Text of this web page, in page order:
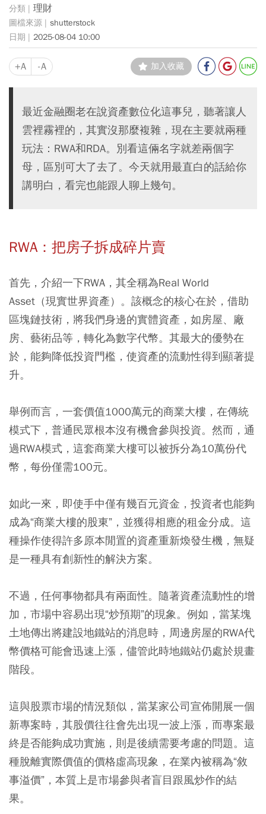
理財
shutterstock
2025-08-04 10:00
+A -A 加入收藏
最近金融圈老在說資產數位化這事兒，聽著讓人
雲裡霧裡的，其實沒那麼複雜，現在主要就兩種
玩法：RWA和RDA。別看這倆名字就差兩個字
母，區別可大了去了。今天就用最直白的話給你
講明白，看完也能跟人聊上幾句。
RWA：把房子拆成碎片賣
首先，介紹一下RWA，其全稱為Real World
Asset（現實世界資產）。該概念的核心在於，借助
區塊鏈技術，將我們身邊的實體資產，如房屋、廠
房、藝術品等，轉化為數字代幣。其最大的優勢在
於，能夠降低投資門檻，使資產的流動性得到顯著提
升。
舉例而言，一套價值1000萬元的商業大樓，在傳統
模式下，普通民眾根本沒有機會參與投資。然而，通
過RWA模式，這套商業大樓可以被拆分為10萬份代
幣，每份僅需100元。
如此一來，即使手中僅有幾百元資金，投資者也能夠
成為“商業大樓的股東”，並獲得相應的租金分成。這
種操作使得許多原本閒置的資產重新煥發生機，無疑
是一種具有創新性的解決方案。
不過，任何事物都具有兩面性。隨著資產流動性的增
加，市場中容易出現“炒預期”的現象。例如，當某塊
土地傳出將建設地鐵站的消息時，周邊房屋的RWA代
幣價格可能會迅速上漲，儘管此時地鐵站仍處於規畫
階段。
這與股票市場的情況類似，當某家公司宣佈開展一個
新專案時，其股價往往會先出現一波上漲，而專案最
終是否能夠成功實施，則是後續需要考慮的問題。這
種脫離實際價值的價格虛高現象，在業內被稱為“敘
事溢價”，本質上是市場參與者盲目跟風炒作的結
果。